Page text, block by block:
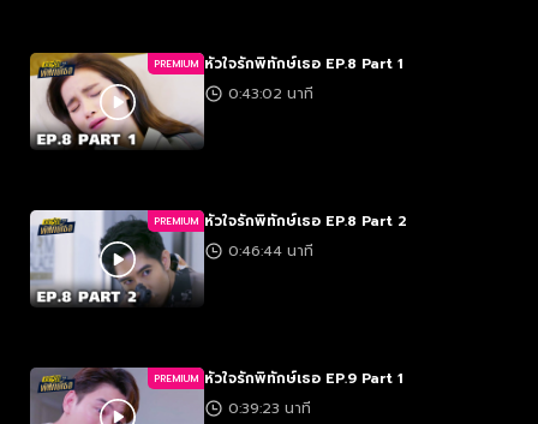
PREMIUM หัวใจรักพิทักษ์เธอ EP.8 Part 1
0:43:02 นาที
PREMIUM หัวใจรักพิทักษ์เธอ EP.8 Part 2
0:46:44 นาที
PREMIUM หัวใจรักพิทักษ์เธอ EP.9 Part 1
0:39:23 นาที